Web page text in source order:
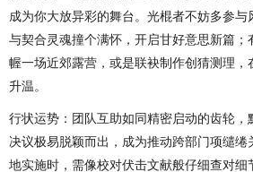
成为你大放异彩的舞台。光棍者不妨多参
与契合灵魂撞个满怀，开启甘好意思新篇
幄一场近郊露营，或是联袂制作创猜测理
升温。
行状运势：团队互助如同精密启动的齿轮，
决议极易脱颖而出，成为推动跨部门项缱绻
地实施时，需像校对伏击文献般仔细查对细